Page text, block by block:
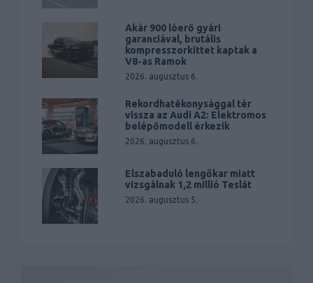
Akár 900 lóerő gyári
garanciával, brutális
kompresszorkittet kaptak a
V8-as Ramok
2026. augusztus 6.
Rekordhatékonysággal tér
vissza az Audi A2: Elektromos
belépőmodell érkezik
2026. augusztus 6.
Elszabaduló lengőkar miatt
vizsgálnak 1,2 millió Teslát
2026. augusztus 5.